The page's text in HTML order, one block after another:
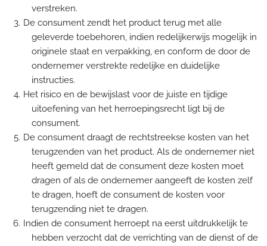
verstreken.
De consument zendt het product terug met alle
geleverde toebehoren, indien redelijkerwijs mogelijk in
originele staat en verpakking, en conform de door de
ondernemer verstrekte redelijke en duidelijke
instructies.
Het risico en de bewijslast voor de juiste en tijdige
uitoefening van het herroepingsrecht ligt bij de
consument.
De consument draagt de rechtstreekse kosten van het
terugzenden van het product. Als de ondernemer niet
heeft gemeld dat de consument deze kosten moet
dragen of als de ondernemer aangeeft de kosten zelf
te dragen, hoeft de consument de kosten voor
terugzending niet te dragen.
Indien de consument herroept na eerst uitdrukkelijk te
hebben verzocht dat de verrichting van de dienst of de